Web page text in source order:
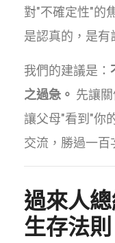
對"不確定性"的
是認真的，是有
我們的建議是：
之過急。 先讓
讓父母"看到"你
交流，勝過一百
過來人
生存法則